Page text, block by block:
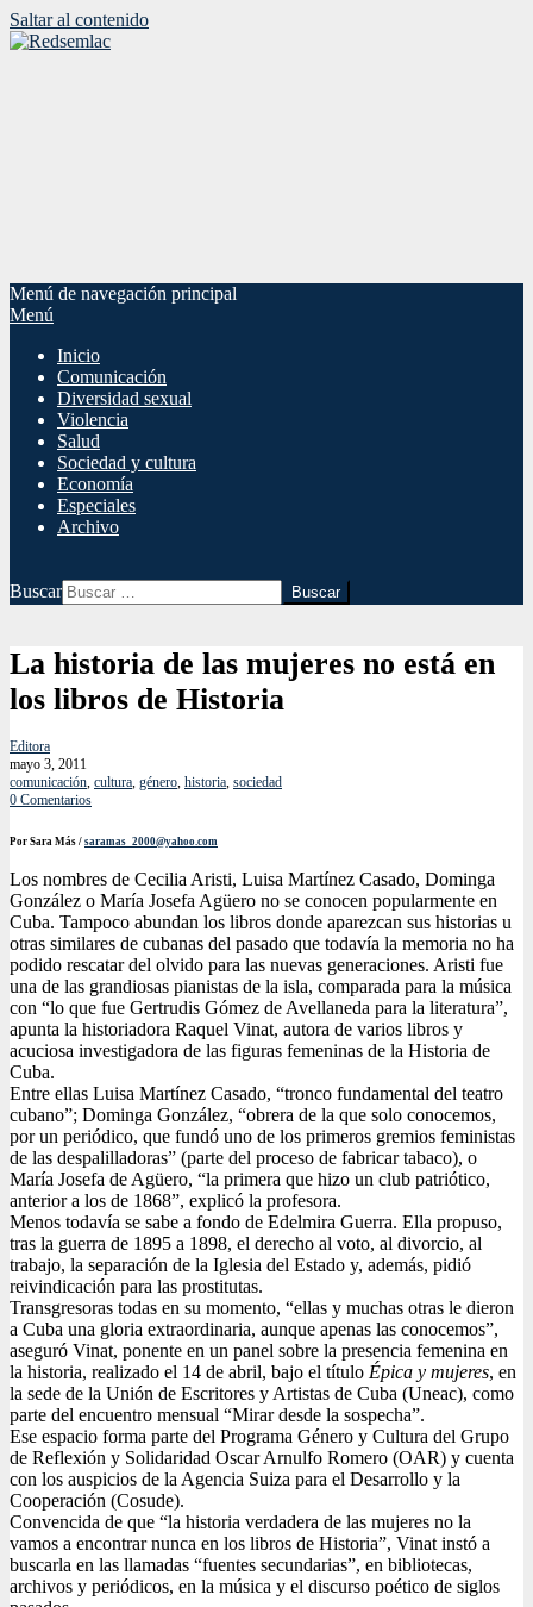
Saltar al contenido
Menú de navegación principal
Menú
Inicio
Comunicación
Diversidad sexual
Violencia
Salud
Sociedad y cultura
Economía
Especiales
Archivo
Buscar
La historia de las mujeres no está en
los libros de Historia
Editora
mayo 3, 2011
comunicación, cultura, género, historia, sociedad
0 Comentarios
Por Sara Más / saramas_2000@yahoo.com
Los nombres de Cecilia Aristi, Luisa Martínez Casado, Dominga
González o María Josefa Agüero no se conocen popularmente en
Cuba. Tampoco abundan los libros donde aparezcan sus historias u
otras similares de cubanas del pasado que todavía la memoria no ha
podido rescatar del olvido para las nuevas generaciones. Aristi fue
una de las grandiosas pianistas de la isla, comparada para la música
con “lo que fue Gertrudis Gómez de Avellaneda para la literatura”,
apunta la historiadora Raquel Vinat, autora de varios libros y
acuciosa investigadora de las figuras femeninas de la Historia de
Cuba.
Entre ellas Luisa Martínez Casado, “tronco fundamental del teatro
cubano”; Dominga González, “obrera de la que solo conocemos,
por un periódico, que fundó uno de los primeros gremios feministas
de las despalilladoras” (parte del proceso de fabricar tabaco), o
María Josefa de Agüero, “la primera que hizo un club patriótico,
anterior a los de 1868”, explicó la profesora.
Menos todavía se sabe a fondo de Edelmira Guerra. Ella propuso,
tras la guerra de 1895 a 1898, el derecho al voto, al divorcio, al
trabajo, la separación de la Iglesia del Estado y, además, pidió
reivindicación para las prostitutas.
Transgresoras todas en su momento, “ellas y muchas otras le dieron
a Cuba una gloria extraordinaria, aunque apenas las conocemos”,
aseguró Vinat, ponente en un panel sobre la presencia femenina en
la historia, realizado el 14 de abril, bajo el título Épica y mujeres, en
la sede de la Unión de Escritores y Artistas de Cuba (Uneac), como
parte del encuentro mensual “Mirar desde la sospecha”.
Ese espacio forma parte del Programa Género y Cultura del Grupo
de Reflexión y Solidaridad Oscar Arnulfo Romero (OAR) y cuenta
con los auspicios de la Agencia Suiza para el Desarrollo y la
Cooperación (Cosude).
Convencida de que “la historia verdadera de las mujeres no la
vamos a encontrar nunca en los libros de Historia”, Vinat instó a
buscarla en las llamadas “fuentes secundarias”, en bibliotecas,
archivos y periódicos, en la música y el discurso poético de siglos